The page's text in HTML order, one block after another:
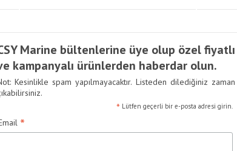
Marine bültenlerine üye olup özel fiyatlı
kampanyalı ürünlerden haberdar olun.
Kesinlikle spam yapılmayacaktır. Listeden dilediğiniz zaman
* Lütfen geçerli bir e-posta adresi girin.
*